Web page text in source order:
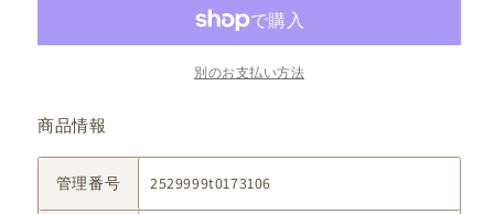
れ
販
で
き
ま
別のお支払い方法
商品情報
管理番号 2529999t0173106